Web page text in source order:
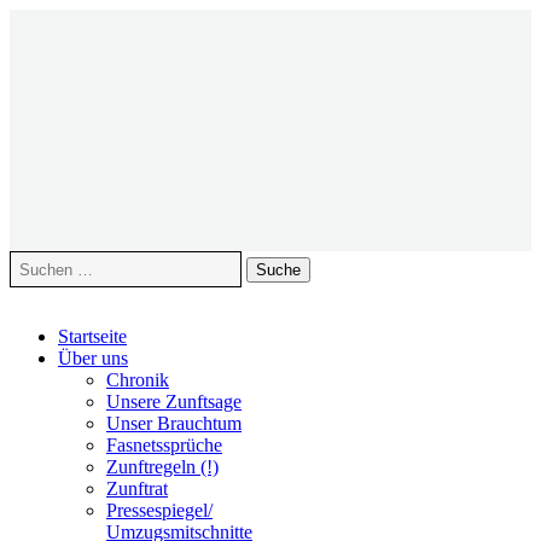
Suche
nach:
Zum
Inhalt
Startseite
Über uns
Chronik
Unsere Zunftsage
Unser Brauchtum
Fasnetssprüche
Zunftregeln (!)
Zunftrat
Pressespiegel/
Umzugsmitschnitte